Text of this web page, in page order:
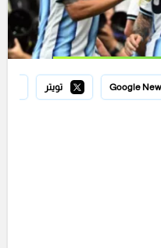
Google تويتر